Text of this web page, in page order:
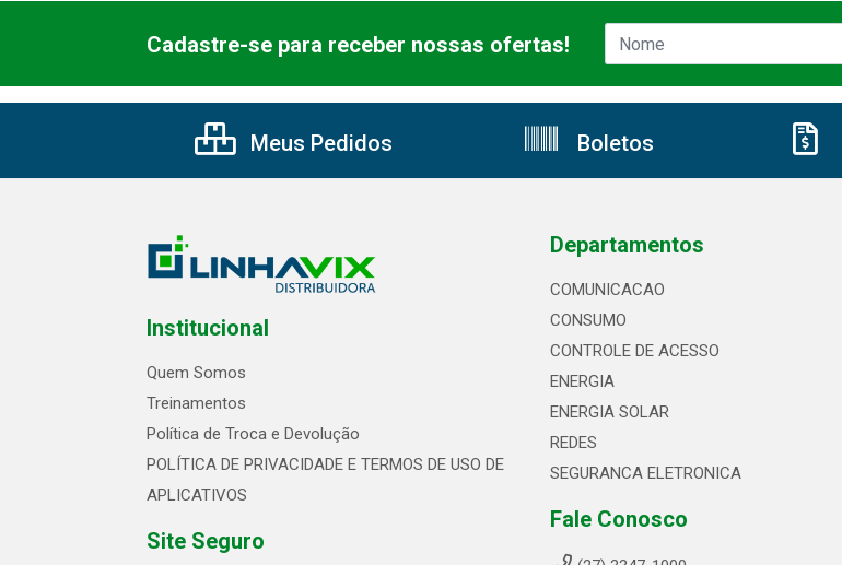
Cadastre-se para receber nossas ofertas!
Meus Pedidos Boletos
Institucional
Quem Somos
Treinamentos
Política de Troca e Devolução
POLÍTICA DE PRIVACIDADE E TERMOS DE USO DE
APLICATIVOS
Site Seguro
Departamentos
COMUNICACAO
CONSUMO
CONTROLE DE ACESSO
ENERGIA
ENERGIA SOLAR
REDES
SEGURANCA ELETRONICA
Fale Conosco